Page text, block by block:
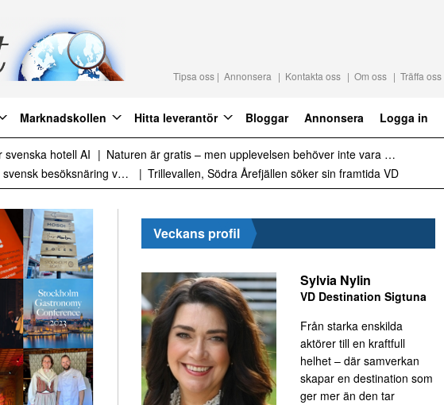
Tipsa oss Annonsera Kontakta oss Om oss Träffa oss
Marknadskollen Hitta leverantör Bloggar Annonsera Logga in
attraktion 2027
Det är inte för många turister. Det är för lite styrning
Sammanfattning av nyheter om svensk besöksnäring vecka 28 2026
Veckans profil
Sylvia Nylin
VD Destination Sigtuna
Från starka enskilda
aktörer till en kraftfull
helhet – där samverkan
skapar en destination som
ger mer än den tar